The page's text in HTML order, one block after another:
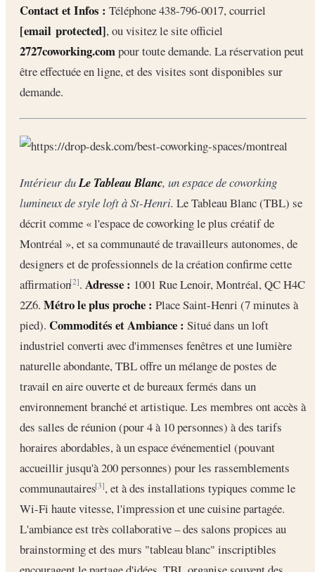
Contact et Infos : Téléphone 438-796-0017, courriel
[email protected], ou visitez le site officiel
2727coworking.compour toute demande. La réservation peut
être effectuée en ligne, et des visites sont disponibles sur
demande.
Intérieur duLe Tableau Blanc, un espace de coworking
lumineux de style loft à St-Henri. Le Tableau Blanc (TBL) se
décrit comme « l'espace de coworking le plus créatif de
Montréal », et sa communauté de travailleurs autonomes, de
designers et de professionnels de la création confirme cette
affirmation[2]. Adresse : 1001 Rue Lenoir, Montréal, QC H4C
2Z6. Métro le plus proche : Place Saint-Henri (7 minutes à
pied). Commodités et Ambiance : Situé dans un loft
industriel converti avec d'immenses fenêtres et une lumière
naturelle abondante, TBL offre un mélange de postes de
travail en aire ouverte et de bureaux fermés dans un
environnement branché et artistique. Les membres ont accès à
des salles de réunion (pour 4 à 10 personnes) à des tarifs
horaires abordables, à un espace événementiel (pouvant
accueillir jusqu'à 200 personnes) pour les rassemblements
communautaires[3], et à des installations typiques comme le
Wi-Fi haute vitesse, l'impression et une cuisine partagée.
L'ambiance est très collaborative – des salons propices au
brainstorming et des murs "tableau blanc" inscriptibles